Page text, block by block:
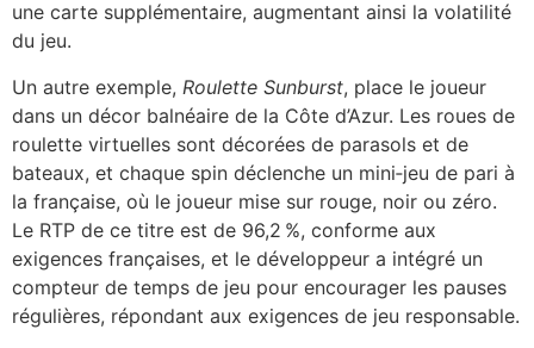
une carte supplémentaire, augmentant ainsi la volatilité
du jeu.
Un autre exemple, Roulette Sunburst, place le joueur
dans un décor balnéaire de la Côte d’Azur. Les roues de
roulette virtuelles sont décorées de parasols et de
bateaux, et chaque spin déclenche un mini‑jeu de pari à
la française, où le joueur mise sur rouge, noir ou zéro.
Le RTP de ce titre est de 96,2 %, conforme aux
exigences françaises, et le développeur a intégré un
compteur de temps de jeu pour encourager les pauses
régulières, répondant aux exigences de jeu responsable.